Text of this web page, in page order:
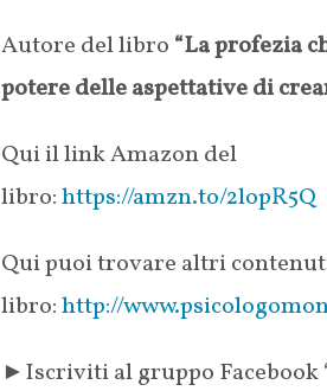
Autore del libro “La profezia
potere delle aspettative di
Qui il link Amazon del
libro:https://amzn.to/2lopR5Q
Qui puoi trovare altri
libro:http://
►Iscriviti al gruppo Facebook